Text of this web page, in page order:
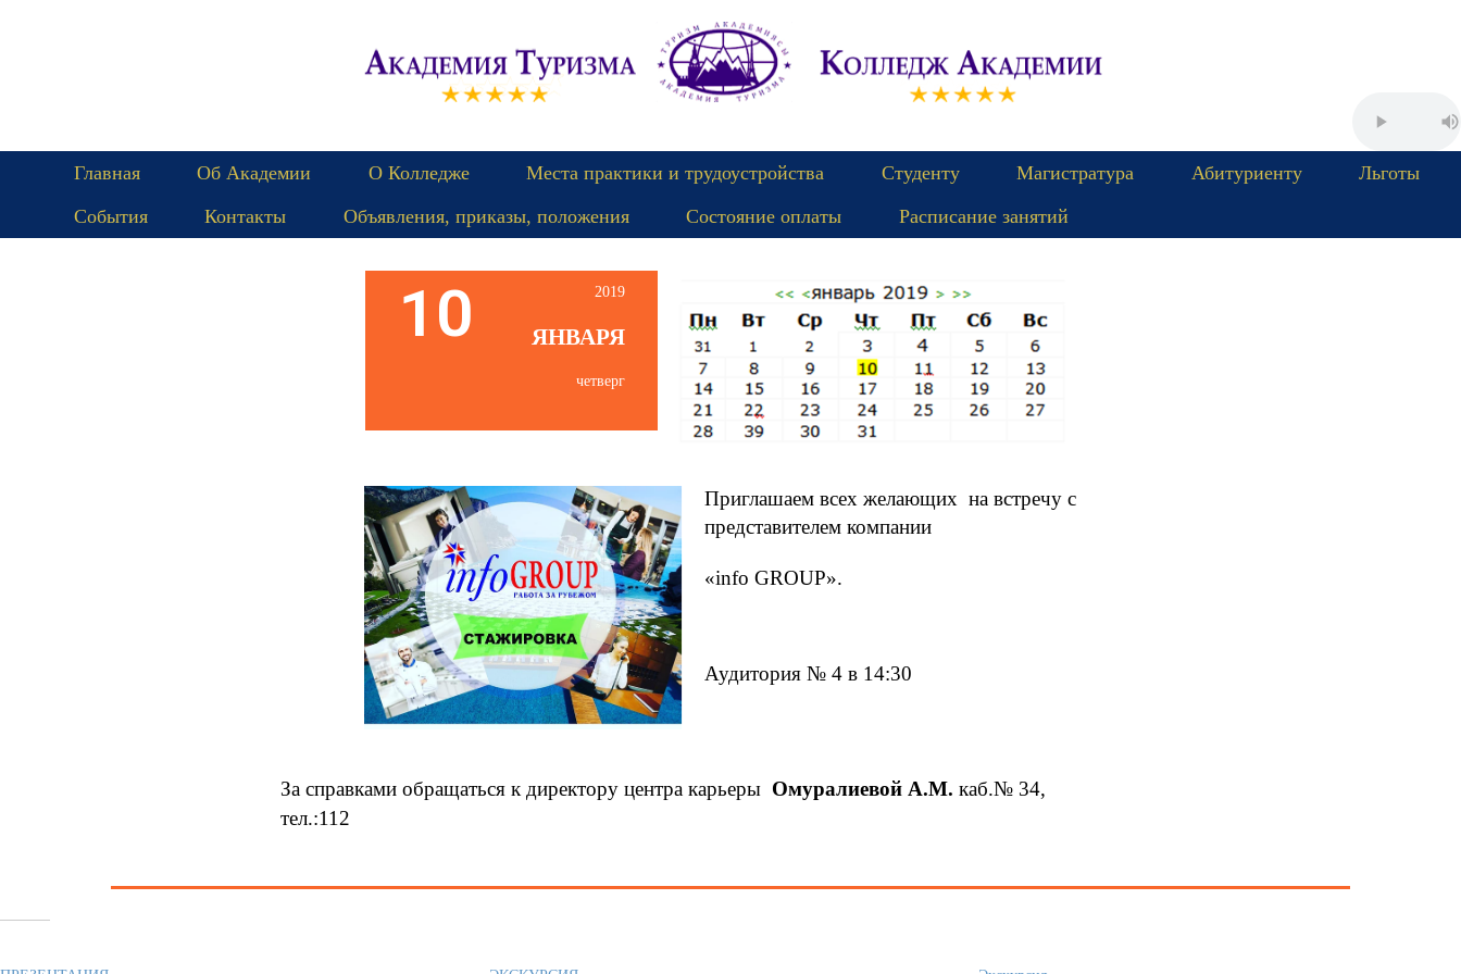
Главная Об Академии О Колледже Места практики и трудоустройства Студенту Магистратура Абитуриенту
Льготы
События
Контакты Объявления, приказы, положения Состояние оплаты Расписание занятий
10 2019
ЯНВАРЯ
четверг
Приглашаем всех желающих на встречу с
представителем компании
«info GROUP».
Аудитория № 4 в 14:30
За справками обращаться к директору центра карьеры Омуралиевой А.М. каб.№ 34,
тел.:112